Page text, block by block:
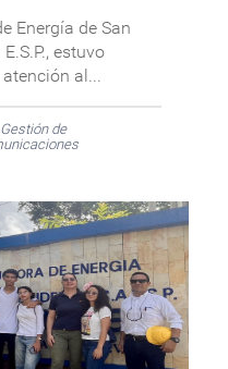
Energía de San
estuvo
al...
de